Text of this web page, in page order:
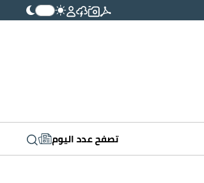
تصفح عدد اليوم